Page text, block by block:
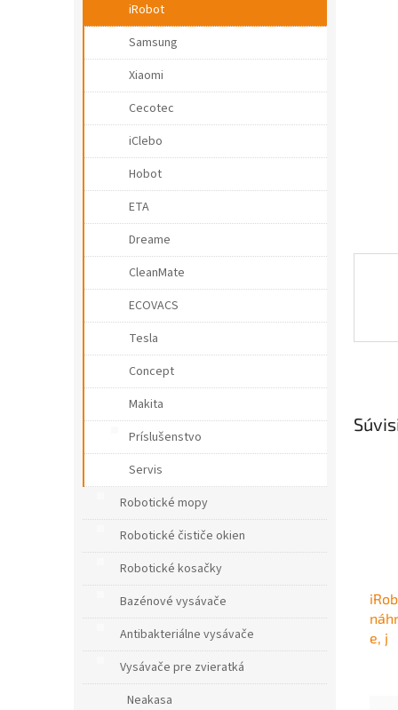
iRobot
Samsung
Xiaomi
Cecotec
iClebo
Hobot
ETA
Dreame
CleanMate
ECOVACS
Tesla
Concept
Makita
Príslušenstvo
Servis
Robotické mopy
Robotické čističe okien
Robotické kosačky
Bazénové vysávače
Antibakteriálne vysávače
Vysávače pre zvieratká
Neakasa
e, j